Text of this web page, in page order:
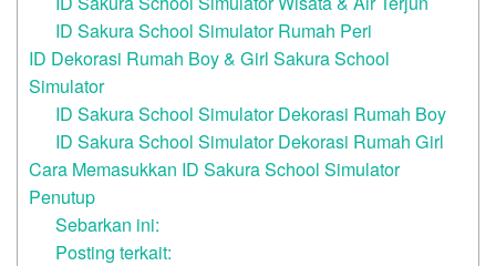
ID Sakura School Simulator Rumah Peri
ID Dekorasi Rumah Boy & Girl Sakura School
Simulator
ID Sakura School Simulator Dekorasi Rumah Boy
ID Sakura School Simulator Dekorasi Rumah Girl
Cara Memasukkan ID Sakura School Simulator
Penutup
Sebarkan ini:
Posting terkait: